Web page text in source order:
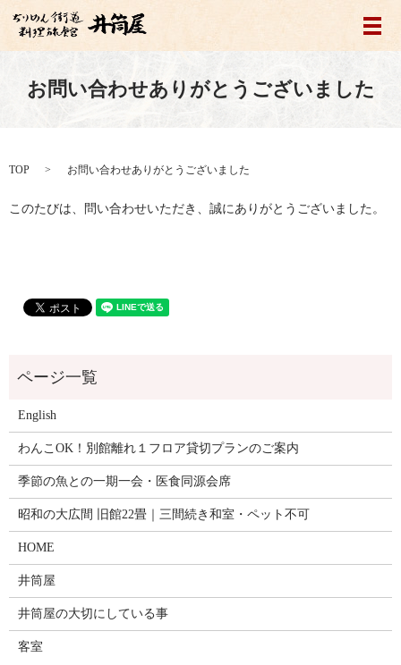
メ
お問い合わせありがとうございました
TOP お問い合わせありがとうございました
このたびは、問い合わせいただき、誠にありがとうございました。
English
わんこOK！別館離れ１フロア貸切プランのご案内
季節の魚との一期一会・医食同源会席
昭和の大広間 旧館22畳｜三間続き和室・ペット不可
HOME
井筒屋
井筒屋の大切にしている事
客室